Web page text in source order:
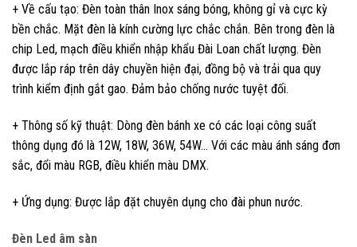
+ Về cấu tạo: Đèn toàn thân Inox sáng bóng, không gỉ và cực kỳ
bền chắc. Mặt đèn là kính cường lực chắc chắn. Bên trong đèn là
chip Led, mạch điều khiển nhập khẩu Đài Loan chất lượng. Đèn
được lắp ráp trên dây chuyền hiện đại, đồng bộ và trải qua quy
trình kiểm định gắt gao. Đảm bảo chống nước tuyệt đối.
+ Thông số kỹ thuật: Dòng đèn bánh xe có các loại công suất
thông dụng đó là 12W, 18W, 36W, 54W… Với các màu ánh sáng đơn
sắc, đổi màu RGB, điều khiển màu DMX.
+ Ứng dụng: Được lắp đặt chuyên dụng cho đài phun nước.
Đèn Led âm sàn